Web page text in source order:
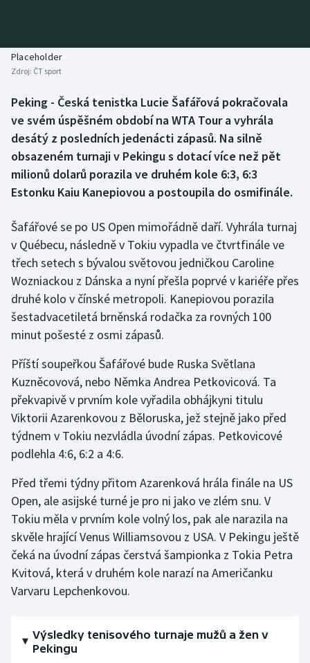
Biatlon
Boby a skeleton
Box
Curling
Florbal
Futsal
Golf
Gymnastika
Házená
Jezdectví
Judo
Krasobruslení
Lezení
Lyže a snowboard
Moderní pětiboj
Olympijské hry
Aplikace ČT sport
AZ kvíz
Placeholder
Zdroj: ČT sport
Peking - Česká tenistka Lucie Šafářová pokračovala
ve svém úspěšném období na WTA Tour a vyhrála
desátý z posledních jedenácti zápasů. Na silně
obsazeném turnaji v Pekingu s dotací více než pět
milionů dolarů porazila ve druhém kole 6:3, 6:3
Estonku Kaiu Kanepiovou a postoupila do osmifinále.
Šafářové se po US Open mimořádně daří. Vyhrála turnaj
v Québecu, následně v Tokiu vypadla ve čtvrtfinále ve
třech setech s bývalou světovou jedničkou Caroline
Wozniackou z Dánska a nyní přešla poprvé v kariéře přes
druhé kolo v čínské metropoli. Kanepiovou porazila
šestadvacetiletá brněnská rodačka za rovných 100
minut pošesté z osmi zápasů.
Příští soupeřkou Šafářové bude Ruska Světlana
Kuzněcovová, nebo Němka Andrea Petkovicová. Ta
překvapivě v prvním kole vyřadila obhájkyni titulu
Viktorii Azarenkovou z Běloruska, jež stejně jako před
týdnem v Tokiu nezvládla úvodní zápas. Petkovicové
podlehla 4:6, 6:2 a 4:6.
Před třemi týdny přitom Azarenková hrála finále na US
Open, ale asijské turné je pro ni jako ve zlém snu. V
Tokiu měla v prvním kole volný los, pak ale narazila na
skvěle hrající Venus Williamsovou z USA. V Pekingu ještě
čeká na úvodní zápas čerstvá šampionka z Tokia Petra
Kvitová, která v druhém kole narazí na Američanku
Varvaru Lepchenkovou.
Výsledky tenisového turnaje mužů a žen v
Pekingu